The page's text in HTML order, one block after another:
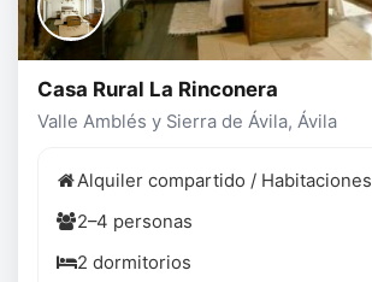
Casa Rural La Rinconera
Valle Amblés y Sierra de Ávila, Ávila
Alquiler compartido / Habitaciones
2–4 personas
2 dormitorios